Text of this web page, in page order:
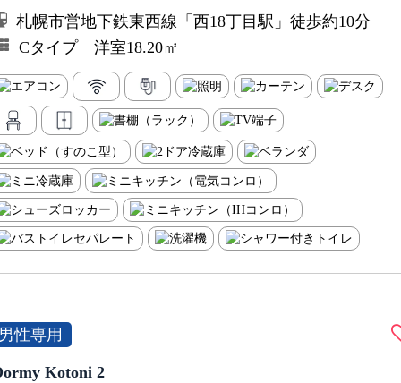
札幌市営地下鉄東西線「西18丁目駅」徒歩約10分
Cタイプ 洋室18.20㎡
性専用
Kotoni 2